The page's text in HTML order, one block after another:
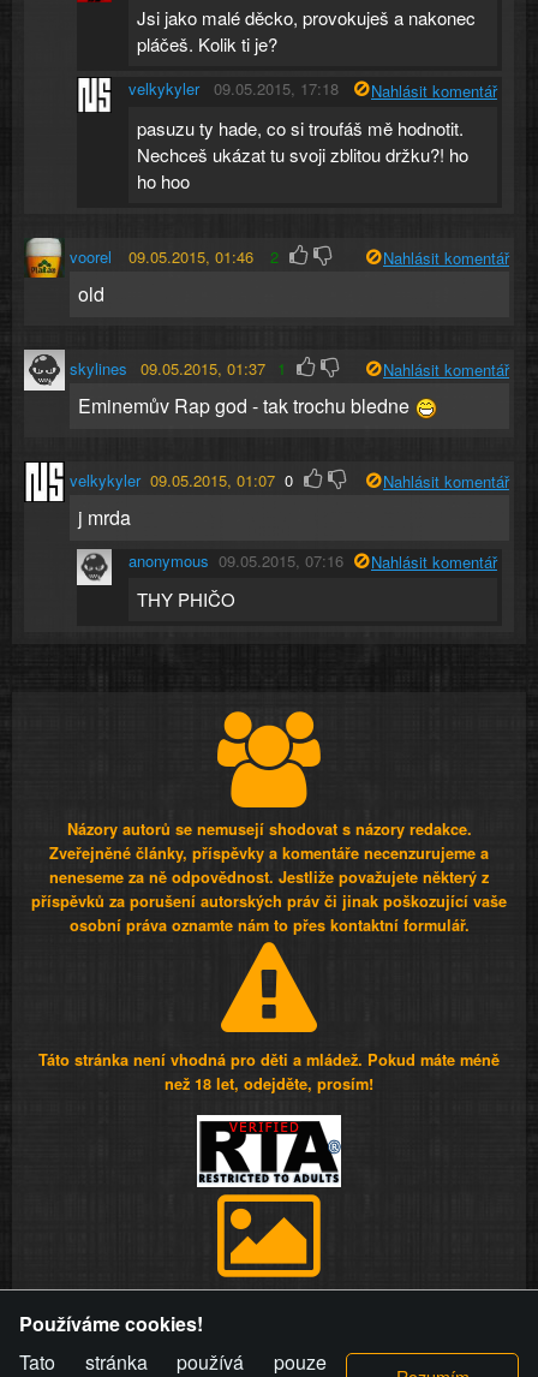
Jsi jako malé děcko, provokuješ a nakonec
pláčeš. Kolik ti je?
velkykyler 09.05.2015, 17:18 Nahlásit komentář
pasuzu ty hade, co si troufáš mě hodnotit.
Nechceš ukázat tu svoji zblitou držku?! ho
ho hoo
voorel 09.05.2015, 01:46 2 Nahlásit komentář
old
skylines 09.05.2015, 01:37 1 Nahlásit komentář
Eminemův Rap god - tak trochu bledne
velkykyler 09.05.2015, 01:07 0 Nahlásit komentář
j mrda
anonymous 09.05.2015, 07:16 Nahlásit komentář
THY PHIČO
Názory autorů se nemusejí shodovat s názory redakce.
Zveřejněné články, příspěvky a komentáře necenzurujeme a
neneseme za ně odpovědnost. Jestliže považujete některý z
příspěvků za porušení autorských práv či jinak poškozující vaše
osobní práva oznamte nám to přes kontaktní formulář.
Táto stránka není vhodná pro děti a mládež. Pokud máte méně
než 18 let, odejděte, prosím!
videa a komentáře. Osoba, které se toto opatření provozovatele
stránky týče, ani osoba, která umístila fotografii nebo video na
Používáme cookies!
Tato stránka používá pouze